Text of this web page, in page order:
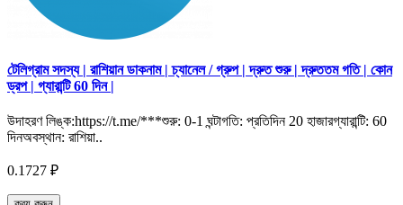
টেলিগ্রাম সদস্য | রাশিয়ান ডাকনাম | চ্যানেল / গ্রুপ | দ্রুত শুরু | দ্রুততম গতি | কোন
ড্রপ | গ্যারান্টি 60 দিন |
উদাহরণ লিঙ্ক:https://t.me/***শুরু: 0-1 ঘন্টাগতি: প্রতিদিন 20 হাজারগ্যারান্টি: 60
দিনঅবস্থান: রাশিয়া..
0.1727 ₽